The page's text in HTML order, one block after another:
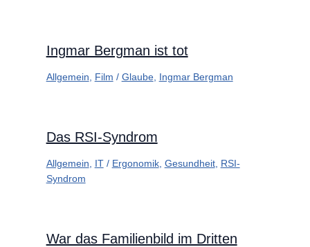
Ingmar Bergman ist tot
Allgemein Film / Glaube, Ingmar Bergman
Das RSI-Syndrom
Allgemein IT/ Ergonomik, Gesundheit, RSI-
Syndrom
War das Familienbild im Dritten